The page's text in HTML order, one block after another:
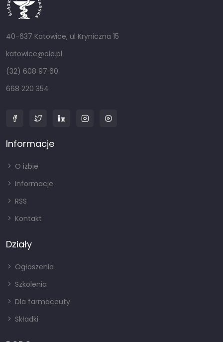
40-637 Katowice, ul Kryniczna 15
katowice@oia.pl
(32) 608 97 60
668 220 354
Informacje
O izbie
Informacje
RSS
Kontakt
Działy
Ogłoszenia
Szkolenia
Dla farmaceuty
Składki